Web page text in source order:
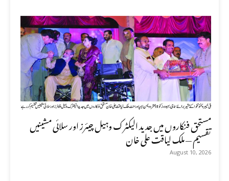
مستحق فنکاروں میں جدید الیکٹرک وہیل چیئرز اور سلائی مشینیں
تقسیم — ملک لیاقت علی خان
August 10, 2026